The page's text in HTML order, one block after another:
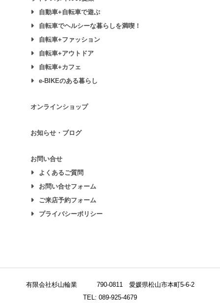
自動車+自転車で遊ぶ
自転車でヘルシーな暮らしを満喫！
自転車+ファッション
自転車+アウトドア
自転車+カフェ
e-BIKEのある暮らし
オンラインショップ
お知らせ・ブログ
お問い合せ
よくあるご質問
お問い合せフォーム
ご来店予約フォーム
プライバシーポリシー
有限会社杉山輪業
790-0811 愛媛県松山市本町5-6-2
TEL: 089-925-4679